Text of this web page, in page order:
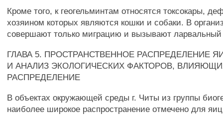
Кроме того, к геогельминтам относятся токсокары,
хозяином которых являются кошки и собаки. В
совершают только миграцию и вызывают ларвальный
ГЛАВА 5. ПРОСТРАНСТВЕННОЕ РАСПРЕДЕЛЕНИЕ
И АНАЛИЗ ЭКОЛОГИЧЕСКИХ ФАКТОРОВ,
РАСПРЕДЕЛЕНИЕ
В объектах окружающей среды г. Читы из группы
наиболее широкое распространение отмечено для